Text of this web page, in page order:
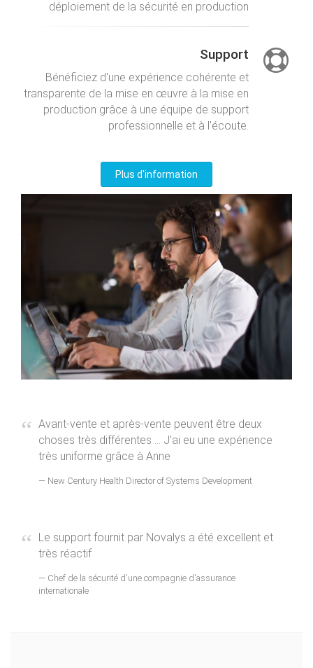
déploiement de la sécurité en production
Support
Bénéficiez d'une expérience cohérente et
transparente de la mise en œuvre à la mise en
production grâce à une équipe de support
professionnelle et à l'écoute.
Plus d'information
Avant-vente et après-vente peuvent être deux
choses très différentes ... J'ai eu une expérience
très uniforme grâce à Anne
New Century Health Director of Systems Development
Le support fournit par Novalys a été excellent et
très réactif
Chef de la sécurité d'une compagnie d'assurance
internationale